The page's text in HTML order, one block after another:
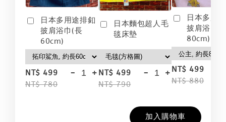
日本多用途排釦
披肩浴巾(長
60cm)
NT$ 499
NT$ 780
- +
日本麵包超人毛
毯床墊
NT$ 499
NT$ 790
- +
日本多用
披肩浴巾(
80cm)
NT$ 499
NT$ 880
加入購物車